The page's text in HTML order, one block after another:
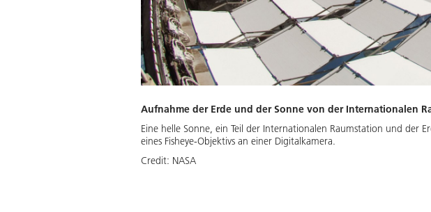
Aufnahme der Erde und der Sonne von der Internationalen
Eine helle Sonne, ein Teil der Internationalen Raumstation und
eines Fisheye-Objektivs an einer Digitalkamera.
Credit: NASA